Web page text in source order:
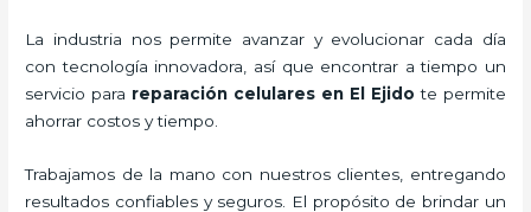
La industria nos permite avanzar y evolucionar cada día
con tecnología innovadora, así que encontrar a tiempo un
servicio para reparación celulares en El Ejido te permite
ahorrar costos y tiempo.
Trabajamos de la mano con nuestros clientes, entregando
resultados confiables y seguros. El propósito de brindar un